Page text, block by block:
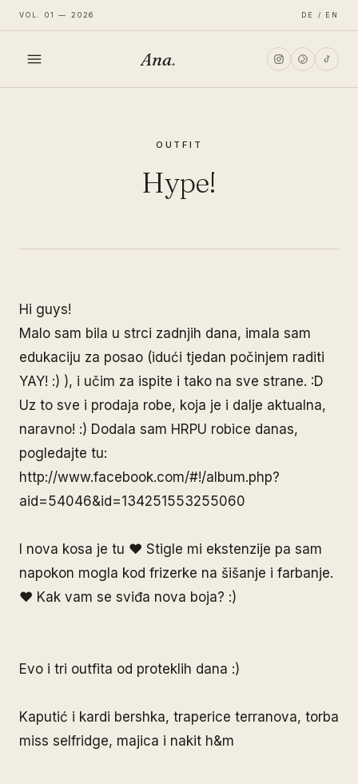
VOL. 01 — 2026 DE / EN
Ana.
OUTFIT
Hype!
Hi guys!
Malo sam bila u strci zadnjih dana, imala sam
edukaciju za posao (idući tjedan počinjem raditi
YAY! :) ), i učim za ispite i tako na sve strane. :D
Uz to sve i prodaja robe, koja je i dalje aktualna,
naravno! :) Dodala sam HRPU robice danas,
pogledajte tu:
http://www.facebook.com/#!/album.php?
aid=54046&id=134251553255060
I nova kosa je tu ♥ Stigle mi ekstenzije pa sam
napokon mogla kod frizerke na šišanje i farbanje.
♥ Kak vam se sviđa nova boja? :)
Evo i tri outfita od proteklih dana :)
Kaputić i kardi bershka, traperice terranova, torba
miss selfridge, majica i nakit h&m